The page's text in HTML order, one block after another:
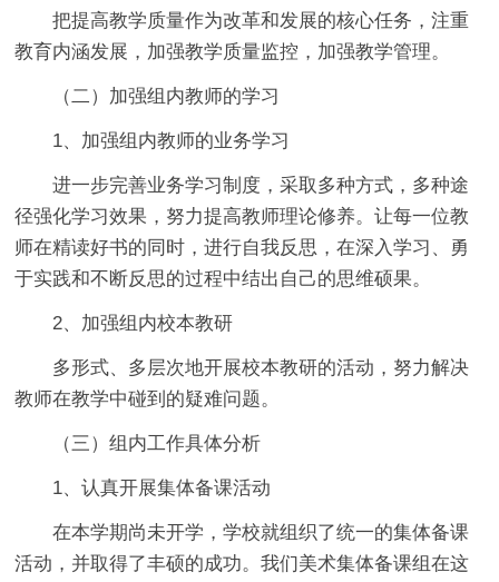
把提高教学质量作为改革和发展的核心任务，注重
教育内涵发展，加强教学质量监控，加强教学管理。
（二）加强组内教师的学习
1、加强组内教师的业务学习
进一步完善业务学习制度，采取多种方式，多种途
径强化学习效果，努力提高教师理论修养。让每一位教
师在精读好书的同时，进行自我反思，在深入学习、勇
于实践和不断反思的过程中结出自己的思维硕果。
2、加强组内校本教研
多形式、多层次地开展校本教研的活动，努力解决
教师在教学中碰到的疑难问题。
（三）组内工作具体分析
1、认真开展集体备课活动
在本学期尚未开学，学校就组织了统一的集体备课
活动，并取得了丰硕的成功。我们美术集体备课组在这